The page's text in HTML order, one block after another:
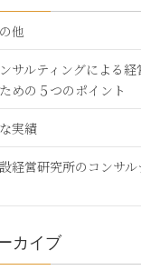
他
サルティングによる
めの５つのポイント
実績
経営研究所のコンサル
カイブ